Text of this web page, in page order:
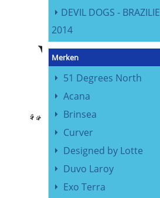
DEVIL DOGS - BRAZILIE
2014
Merken
51 Degrees North
Acana
Brinsea
Curver
Designed by Lotte
Duvo Laroy
Exo Terra